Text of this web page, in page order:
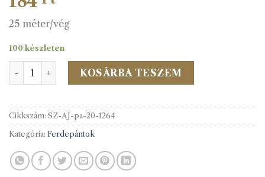
25 méter/vég
100 készleten
PES/Pam.f.pánt 20 mm c.1264 szürke mennyiség
KOSÁRBA TESZEM
Cikkszám: SZ-AJ-pa-20-1264
Kategória: Ferdepántok